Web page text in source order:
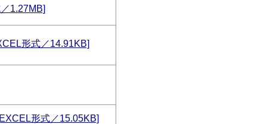
1.27MB]
形式／14.91KB]
形式／15.05KB]